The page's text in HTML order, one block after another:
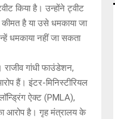
किया है। उन्होंने ट्वीट
है या उसे धमकाया जा
धमकाया नहीं जा सकता
गांधी फाउंडेशन,
हैं। इंटर-मिनिस्‍टीरियल
ऐक्‍ट (PMLA),
आरोप है। गृह मंत्रालय के